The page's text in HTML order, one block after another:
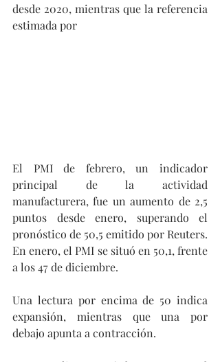
desde 2020, mientras que la referencia
estimada por
El PMI de febrero, un indicador
principal de la actividad
manufacturera, fue un aumento de 2,5
puntos desde enero, superando el
pronóstico de 50,5 emitido por Reuters.
En enero, el PMI se situó en 50,1, frente
a los 47 de diciembre.
Una lectura por encima de 50 indica
expansión, mientras que una por
debajo apunta a contracción.